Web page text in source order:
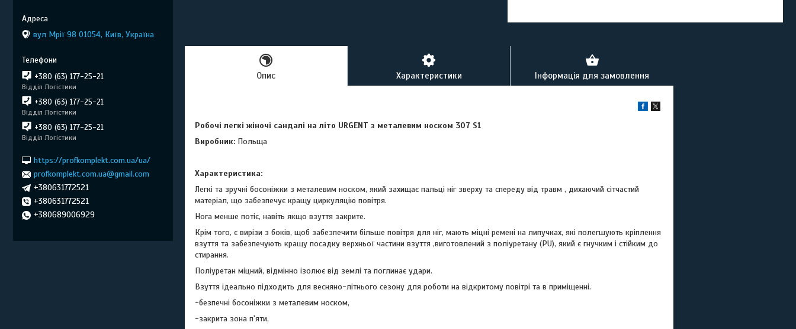
Опис Характеристики Інформація для замовлення
Робочі легкі жіночі сандалі на літо URGENT з металевим носком 307 S1
Виробник: Польща
Характеристика:
Легкі та зручні босоніжки з металевим носком, який захищає пальці ніг зверху та спереду від травм , дихаючий сітчастий
матеріал, що забезпечує кращу циркуляцію повітря.
Нога менше потіє, навіть якщо взуття закрите.
Крім того, є вирізи з боків, щоб забезпечити більше повітря для ніг, мають міцні ремені на липучках, які полегшують кріплення
взуття та забезпечують кращу посадку верхньої частини взуття ,виготовлений з поліуретану (PU), який є гнучким і стійким до
стирання.
Поліуретан міцний, відмінно ізолює від землі та поглинає удари.
Взуття ідеально підходить для весняно-літнього сезону для роботи на відкритому повітрі та в приміщенні.
-безпечні босоніжки з металевим носком,
-закрита зона п'яти,
вул Мрії 98 01054, Київ, Україна
+380 (63) 177-25-21
Відділ Логістики
+380 (63) 177-25-21
Відділ Логістики
+380 (63) 177-25-21
Відділ Логістики
https://profkomplekt.com.ua/ua/
profkomplekt.com.ua@gmail.com
+380631772521
+380631772521
+380689006929